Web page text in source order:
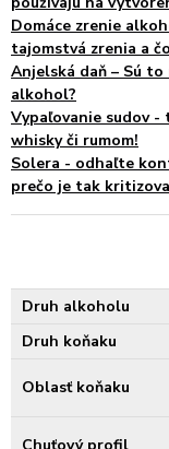
Domáce zrenie
tajomstvá zrenia a
Anjelská daň – Sú
alkohol?
Vypaľovanie sudov
whisky či rumom!
Solera - odhaľte
prečo je tak
Druh alkoholu
Druh koňaku
Oblasť koňaku